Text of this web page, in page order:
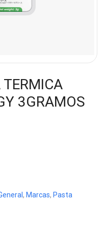
3GRAMOS
, Marcas, Pasta